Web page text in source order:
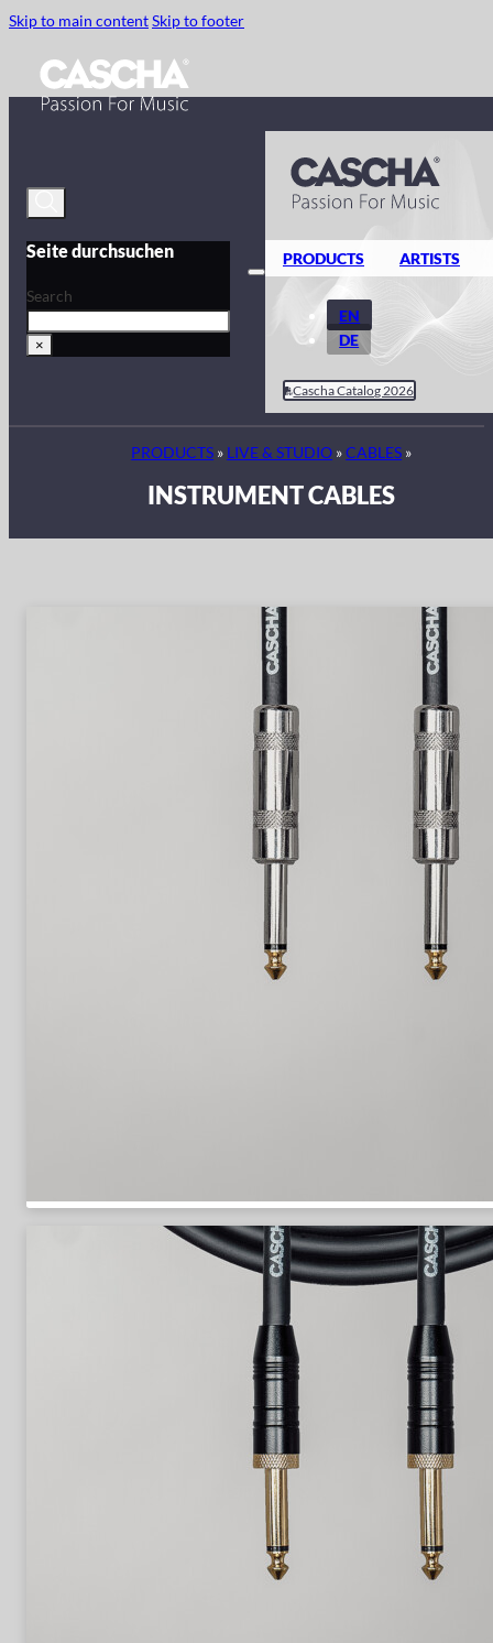
Skip to main contentSkip to footer
Seite durchsuchen
Search
×
PRODUCTS ARTISTS
EN
DE
Cascha Catalog 2026
PRODUCTS » LIVE & STUDIO »CABLES »
INSTRUMENT CABLES